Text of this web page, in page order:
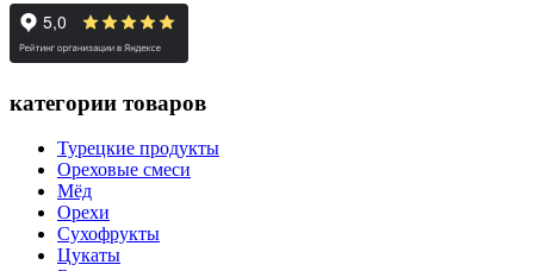
категории товаров
Турецкие продукты
Ореховые смеси
Мёд
Орехи
Сухофрукты
Цукаты